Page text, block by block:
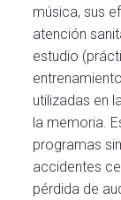
música, sus
atención
estudio
utilizadas en
la memoria.
programas
accidentes
pérdida de